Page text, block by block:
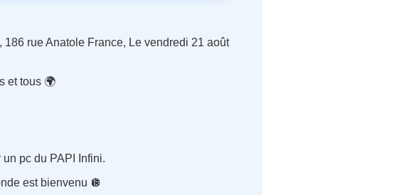
rue Anatole France, Le vendredi 21 août
et tous 🌍
pc du PAPI Infini.
est bienvenu 🪩